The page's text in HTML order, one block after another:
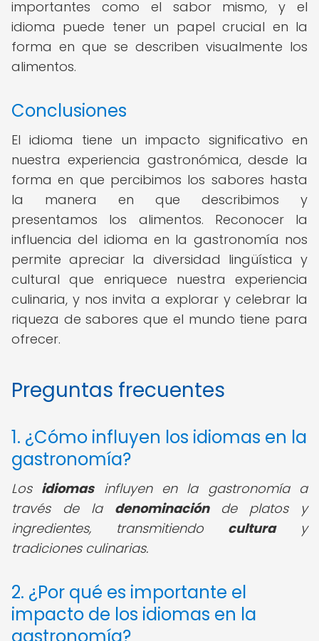
importantes como el sabor mismo, y el
idioma puede tener un papel crucial en la
forma en que se describen visualmente los
alimentos.
Conclusiones
El idioma tiene un impacto significativo en
nuestra experiencia gastronómica, desde la
forma en que percibimos los sabores hasta
la manera en que describimos y
presentamos los alimentos. Reconocer la
influencia del idioma en la gastronomía nos
permite apreciar la diversidad lingüística y
cultural que enriquece nuestra experiencia
culinaria, y nos invita a explorar y celebrar la
riqueza de sabores que el mundo tiene para
ofrecer.
Preguntas frecuentes
1. ¿Cómo influyen los idiomas en la
gastronomía?
Los idiomasinfluyen en la gastronomía a
través de la denominaciónde platos y
ingredientes, transmitiendo culturay
tradiciones culinarias.
2. ¿Por qué es importante el
impacto de los idiomas en la